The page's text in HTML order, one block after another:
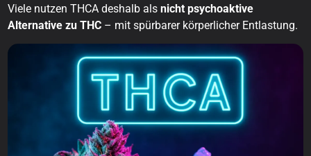
Viele nutzen THCA deshalb alsnicht psychoaktive
Alternative zu THC – mit spürbarer körperlicher Entlastung.